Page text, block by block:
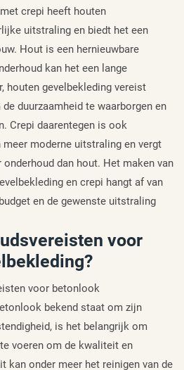
crepi heeft houten
uitstraling en biedt het een
Hout is een hernieuwbare
kan het een lange
houten gevelbekleding vereist
duurzaamheid te waarborgen en
Crepi daarentegen is ook
meer moderne uitstraling en vergt
dan hout. Het maken van
en crepi hangt af van
en de gewenste uitstraling
voor
voor betonlook
bekend staat om zijn
is het belangrijk om
voeren om de kwaliteit en
kan onder meer het reinigen van de